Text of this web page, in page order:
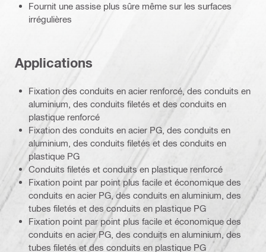
Fournit une assise plus sûre même sur les surfaces
irrégulières
Applications
Fixation des conduits en acier renforcé, des conduits en
aluminium, des conduits filetés et des conduits en
plastique renforcé
Fixation des conduits en acier PG, des conduits en
aluminium, des conduits filetés et des conduits en
plastique PG
Conduits filetés et conduits en plastique renforcé
Fixation point par point plus facile et économique des
conduits en acier PG, des conduits en aluminium, des
tubes filetés et des conduits en plastique PG
Fixation point par point plus facile et économique des
conduits en acier PG, des conduits en aluminium, des
tubes filetés et des conduits en plastique PG